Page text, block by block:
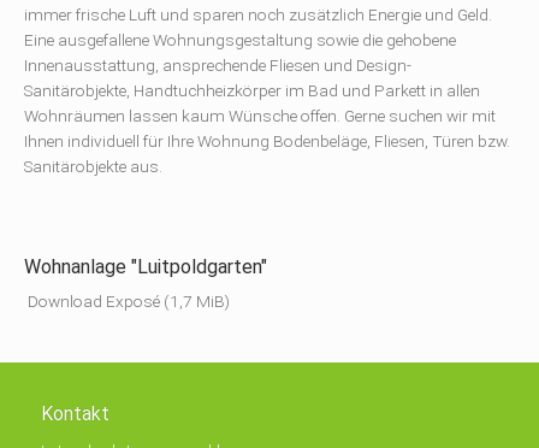
immer frische Luft und sparen noch zusätzlich Energie und Geld.
Eine ausgefallene Wohnungsgestaltung sowie die gehobene
Innenausstattung, ansprechende Fliesen und Design-
Sanitärobjekte, Handtuchheizkörper im Bad und Parkett in allen
Wohnräumen lassen kaum Wünsche offen. Gerne suchen wir mit
Ihnen individuell für Ihre Wohnung Bodenbeläge, Fliesen, Türen bzw.
Sanitärobjekte aus.
Wohnanlage "Luitpoldgarten"
Download Exposé (1,7 MiB)
Kontakt